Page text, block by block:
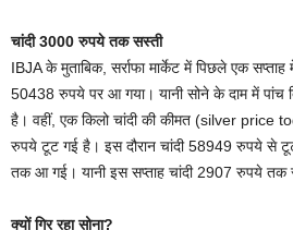
चांदी 3000 रुपये तक सस्ती
IBJA के मुताबिक, सर्राफा मार्केट में पिछले एक
50438 रुपये पर आ गया। यानी सोने के दाम में पांच
है। वहीं, एक किलो चांदी की कीमत (silver price
रुपये टूट गई है। इस दौरान चांदी 58949 रुपये से
तक आ गई। यानी इस सप्ताह चांदी 2907 रुपये तक
क्यों गिर रहा सोना?